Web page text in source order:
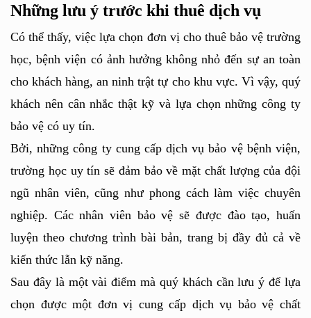
Những lưu ý trước khi thuê dịch vụ
Có thể thấy, việc lựa chọn đơn vị cho thuê bảo vệ trường
học, bệnh viện có ảnh hưởng không nhỏ đến sự an toàn
cho khách hàng, an ninh trật tự cho khu vực. Vì vậy, quý
khách nên cân nhắc thật kỹ và lựa chọn những công ty
bảo vệ có uy tín.
Bởi, những công ty cung cấp dịch vụ bảo vệ bệnh viện,
trường học uy tín sẽ đảm bảo về mặt chất lượng của đội
ngũ nhân viên, cũng như phong cách làm việc chuyên
nghiệp. Các nhân viên bảo vệ sẽ được đào tạo, huấn
luyện theo chương trình bài bản, trang bị đầy đủ cả về
kiến thức lẫn kỹ năng.
Sau đây là một vài điểm mà quý khách cần lưu ý để lựa
chọn được một đơn vị cung cấp dịch vụ bảo vệ chất